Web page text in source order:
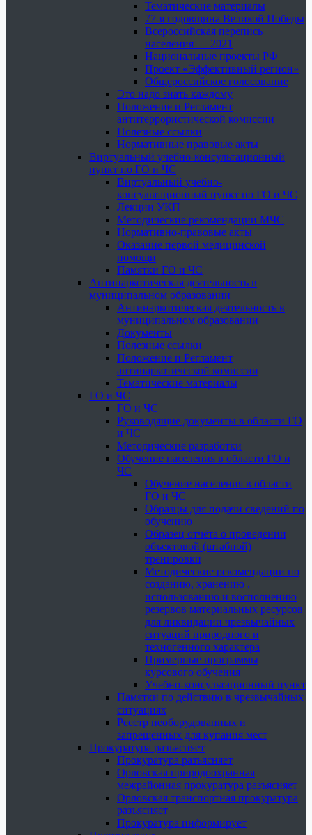
Тематические материалы
77-я годовщина Великой Победы
Всероссийская перепись
населения — 2021
Национальные проекты РФ
Проект «Эффективный регион»
Общероссийское голосование
Это надо знать каждому
Положение и Регламент
антитеррористической комиссии
Полезные ссылки
Нормативные правовые акты
Виртуальный учебно-консультационный
пункт по ГО и ЧС
Виртуальный учебно-
консультационный пункт по ГО и ЧС
Лекции УКП
Методические рекомендации МЧС
Нормативно-правовые акты
Оказание первой медицинской
помощи
Памятки ГО и ЧС
Антинаркотическая деятельность в
муниципальном образовании
Антинаркотическая деятельность в
муниципальном образовании
Документы
Полезные ссылки
Положение и Регламент
антинаркотической комиссии
Тематические материалы
ГО и ЧС
ГО и ЧС
Руководящие документы в области ГО
и ЧС
Методические разработки
Обучение населения в области ГО и
ЧС
Обучение населения в области
ГО и ЧС
Образцы для подачи сведений по
обучению
Образец отчёта о проведении
объектовой (штабной)
тренировки
Методические рекомендации по
созданию, хранению ,
использованию и восполнению
резервов материальных ресурсов
для ликвидации чрезвычайных
ситуаций природного и
техногенного характера
Примерные программы
курсового обучения
Учебно-консультационный пункт
Памятки по действию в чрезвычайных
ситуациях
Реестр необорудованных и
запрещенных для купания мест
Прокуратура разъясняет
Прокуратура разъясняет
Орловская природоохранная
межрайонная прокуратура разъясняет
Орловская транспортная прокуратура
разъясняет
Прокуратура информирует